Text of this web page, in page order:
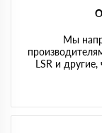
Мы
LSR и